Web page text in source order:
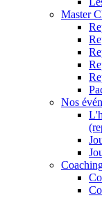
Master
Nos